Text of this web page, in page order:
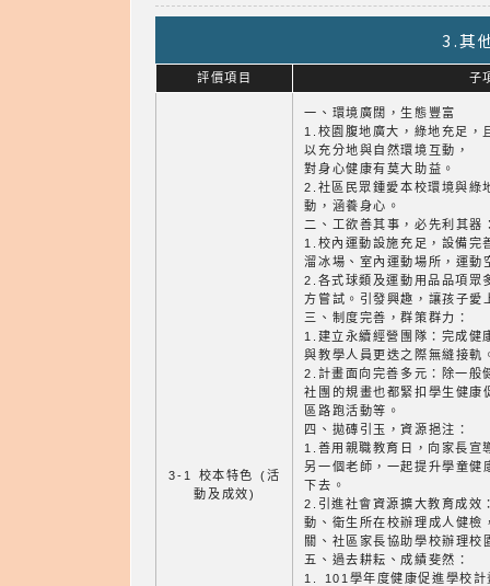
3.其
評價項目 子
3-1 校本特色 (活
動及成效)
一、環境廣闊，生態豐富
1.校園腹地廣大，綠地充足，
以充分地與自然環境互動，
對身心健康有莫大助益。
2.社區民眾鍾愛本校環境與綠
動，涵養身心。
二、工欲善其事，必先利其器
1.校內運動設施充足，設備完
溜冰場、室內運動場所，運動
2.各式球類及運動用品品項眾
方嘗試。引發興趣，讓孩子愛
三、制度完善，群策群力：
1.建立永續經營團隊：完成健
與教學人員更迭之際無縫接軌
2.計畫面向完善多元：除一般
社團的規畫也都緊扣學生健康
區路跑活動等。
四、拋磚引玉，資源挹注：
1.善用親職教育日，向家長宣
另一個老師，一起提升學童健
下去。
2.引進社會資源擴大教育成效
動、衛生所在校辦理成人健檢
關、社區家長協助學校辦理校
五、過去耕耘、成績斐然：
1. 101學年度健康促進學校計